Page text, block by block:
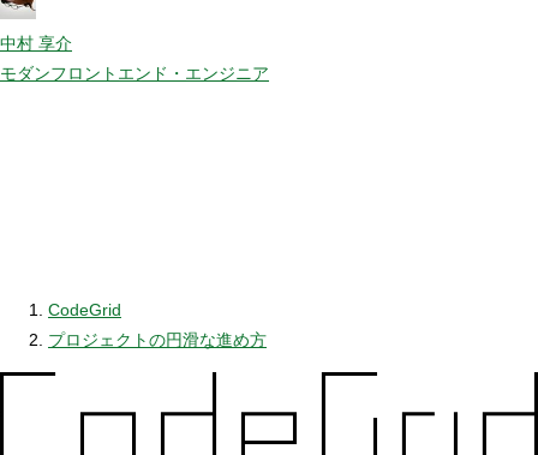
中村 享介
モダンフロントエンド・エンジニア
CodeGrid
プロジェクトの円滑な進め方